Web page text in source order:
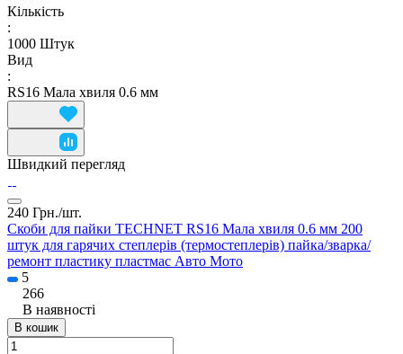
Кількість
:
1000 Штук
Вид
:
RS16 Мала хвиля 0.6 мм
Швидкий перегляд
240 Грн./шт.
Скоби для пайки TECHNET RS16 Мала хвиля 0.6 мм 200
штук для гарячих степлерів (термостеплерів) пайка/зварка/
ремонт пластику пластмас Авто Мото
5
266
В наявності
В кошик